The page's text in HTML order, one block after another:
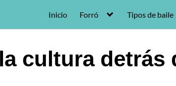
Inicio Forró Tipos de baile
cultura detrás